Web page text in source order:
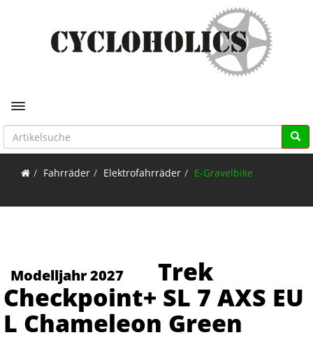
Toggle navigation
Fahrräder Elektrofahrräder E-Gravelbike
Modelljahr 2027
Trek
Checkpoint+ SL 7 AXS EU
L Chameleon Green